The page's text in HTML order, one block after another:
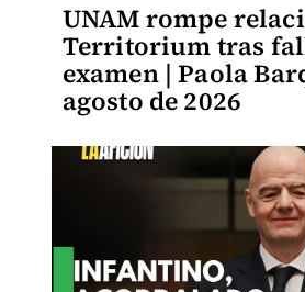
UNAM rompe
Territorium tras
examen | Paola
agosto de 2026